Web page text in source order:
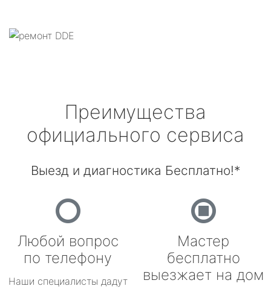
Преимущества
официального сервиса
Выезд и диагностика Бесплатно!*
Любой вопрос
по телефону
Наши специалисты дадут
Мастер
бесплатно
выезжает на дом